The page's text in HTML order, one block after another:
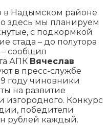
в Надымском районе
здесь мы планируем
с подкормкой
стада – до полутора
– сообщил
АПК Вячеслав
в пресс-службе
году чиновники
на развитие
изгородного. Конкурс
победители
рублей каждый.